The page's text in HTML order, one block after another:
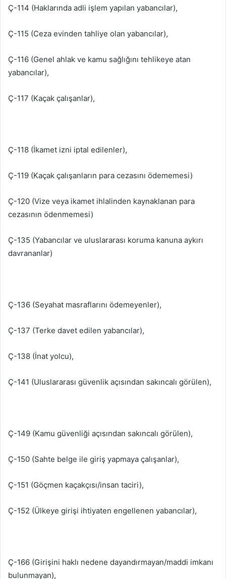
Ç-114 (Haklarında adli işlem yapılan yabancılar),
Ç-115 (Ceza evinden tahliye olan yabancılar),
Ç-116 (Genel ahlak ve kamu sağlığını tehlikeye atan
yabancılar),
Ç-117 (Kaçak çalışanlar),
Ç-118 (İkamet izni iptal edilenler),
Ç-119 (Kaçak çalışanların para cezasını ödememesi)
Ç-120 (Vize veya ikamet ihlalinden kaynaklanan para
cezasının ödenmemesi)
Ç-135 (Yabancılar ve uluslararası koruma kanuna aykırı
davrananlar)
Ç-136 (Seyahat masraflarını ödemeyenler),
Ç-137 (Terke davet edilen yabancılar),
Ç-138 (İnat yolcu),
Ç-141 (Uluslararası güvenlik açısından sakıncalı görülen),
Ç-149 (Kamu güvenliği açısından sakıncalı görülen),
Ç-150 (Sahte belge ile giriş yapmaya çalışanlar),
Ç-151 (Göçmen kaçakçısı/insan taciri),
Ç-152 (Ülkeye girişi ihtiyaten engellenen yabancılar),
Ç-166 (Girişini haklı nedene dayandırmayan/maddi imkanı
bulunmayan),